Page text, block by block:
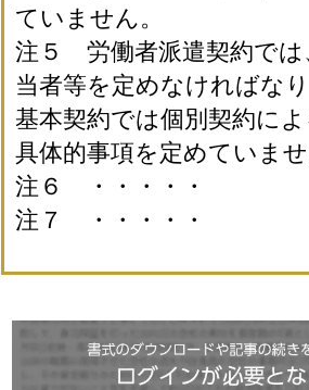
ていません。
注５ 労働者派遣契約では
当者等を定めなければな
基本契約では個別契約によ
具体的事項を定めていませ
注６ ・・・・・
注７ ・・・・・